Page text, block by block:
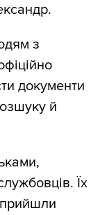
з
документи
й
Їх
прийшли